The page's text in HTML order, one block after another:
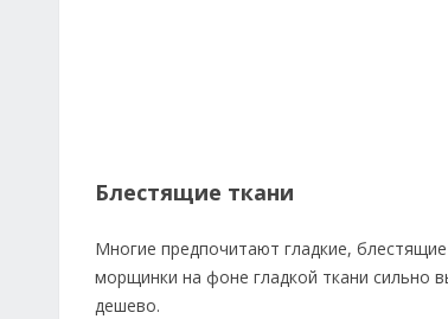
Блестящие ткани
Многие предпочитают гладкие,
морщинки на фоне гладкой ткани сильно
дешево.